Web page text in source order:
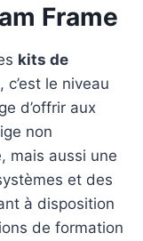
Frame
kits de
c’est le niveau
d’offrir aux
non
mais aussi une
et des
à disposition
de formation